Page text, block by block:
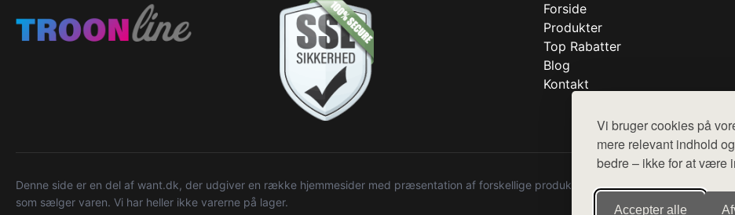
Vi bruger cookies på
mere relevant indhold
bedre – ikke for at være
Accepter alle
Forside
Produkter
Top Rabatter
Blog
Kontakt
Denne side er en del af want.dk, der udgiver en række hjemmesider med præsentation af forskellige produkter fra diverse webshops. Der
som sælger varen. Vi har heller ikke varerne på lager.